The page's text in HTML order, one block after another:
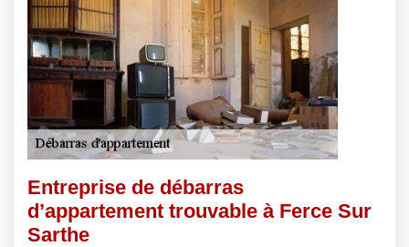
Entreprise de débarras
d’appartement trouvable à Ferce Sur
Sarthe